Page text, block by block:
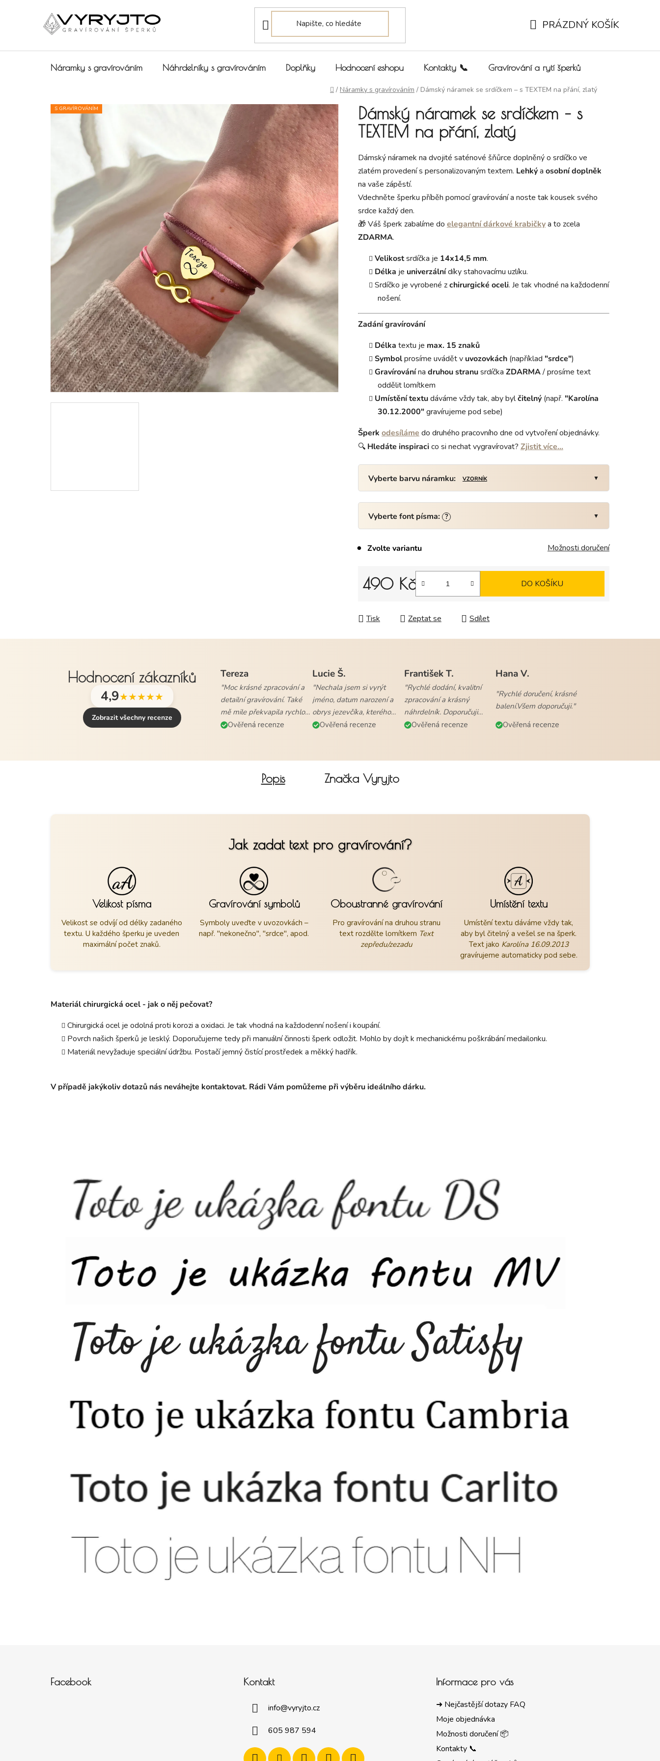
PRÁZDNÝ KOŠÍK
Náramky s gravírováním Náhrdelníky s gravírováním Doplňky Hodnocení eshopu Kontakty 📞 Gravírování a rytí šperků
Domů
/ Náramky s gravírováním / Dámský náramek se srdíčkem – s TEXTEM na přání, zlatý
Dámský náramek se srdíčkem – s
TEXTEM na přání, zlatý
Dámský náramek na dvojité saténové šňůrce doplněný o srdíčko ve
zlatém provedení s personalizovaným textem. Lehkýa osobní doplněk
na vaše zápěstí.
Vdechněte šperku příběh pomocí gravírování a noste tak kousek svého
srdce každý den.
🎁 Váš šperk zabalíme do elegantní dárkové krabičkya to zcela
ZDARMA.
Velikostsrdíčka je 14x14,5 mm.
Délka je univerzálnídíky stahovacímu uzlíku.
Srdíčko je vyrobené zchirurgické oceli. Je tak vhodné na každodenní
nošení.
Zadání gravírování
Délka textu je max. 15 znaků
Symbolprosíme uvádět v uvozovkách (například "srdce")
Gravírovánína druhou stranusrdíčka ZDARMA/ prosíme text
oddělit lomítkem
Umístění textudáváme vždy tak, aby bylčitelný (např. "Karolína
30.12.2000"gravírujeme pod sebe)
Šperk odesíláme do druhého pracovního dne od vytvoření objednávky.
🔍 Hledáte inspiracico si nechat vygravírovat? Zjistit více…
Vyberte barvu náramku: VZORNÍK
Vyberte font písma: ?
Zvolte variantu Možnosti doručení
490 Kč DO KOŠÍKU
Tisk Zeptat se Sdílet
S GRAVÍROVÁNÍM
Hodnocení zákazníků
4,9★★★★★
Zobrazit všechny recenze
Tereza
"Moc krásné zpracování a
detailní gravírování. Také
mě mile překvapila rychlost
vyřízení objednávky a
Ověřená recenze
Lucie Š.
"Nechala jsem si vyrýt
jméno, datum narození a
obrys jezevčíka, kterého
mám. Naprostá
Ověřená recenze
František T.
"Rychlé dodání, kvalitní
zpracování a krásný
náhrdelník. Doporučuji
všem."
Ověřená recenze
Hana V.
"Rychlé doručení, krásné
balení.Všem doporučuji."
Ověřená recenze
Popis ZnačkaVyryjto
Jak zadat text pro gravírování?
Velikost písma
Velikost se odvíjí od délky zadaného
textu. U každého šperku je uveden
maximální počet znaků.
Gravírování symbolů
Symboly uveďte v uvozovkách –
např. "nekonečno", "srdce", apod.
Oboustranné gravírování
Pro gravírování na druhou stranu
text rozdělte lomítkem Text
zepředu/zezadu
Umístění textu
Umístění textu dáváme vždy tak,
aby byl čitelný a vešel se na šperk.
Text jako Karolína 16.09.2013
gravírujeme automaticky pod sebe.
Materiál chirurgická ocel - jak o něj pečovat?
Chirurgická ocel je odolná proti korozi a oxidaci. Je tak vhodná na každodenní nošení i koupání.
Povrch našich šperků je lesklý. Doporučujeme tedy při manuální činnosti šperk odložit. Mohlo by dojít k mechanickému poškrábání medailonku.
Materiál nevyžaduje speciální údržbu. Postačí jemný čistící prostředek a měkký hadřík.
V případě jakýkoliv dotazů nás neváhejte kontaktovat. Rádi Vám pomůžeme při výběru ideálního dárku.
Facebook Kontakt
info@vyryjto.cz
605 987 594
Informace pro vás
➜ Nejčastější dotazy FAQ
Moje objednávka
Možnosti doručení 📦
Kontakty 📞